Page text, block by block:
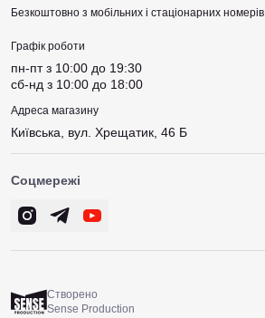
Безкоштовно з мобільних і стаціонарних номерів
Графік роботи
пн-пт з 10:00 до 19:30
сб-нд з 10:00 до 18:00
Адреса магазину
Київська, вул. Хрещатик, 46 Б
Соцмережі
Створено
Sense Production